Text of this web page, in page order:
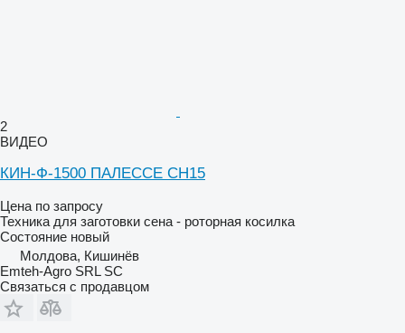
2
ВИДЕО
КИН-Ф-1500 ПАЛЕССЕ СН15
Цена по запросу
Техника для заготовки сена - роторная косилка
Состояние новый
Молдова, Кишинёв
Emteh-Agro SRL SC
Связаться с продавцом